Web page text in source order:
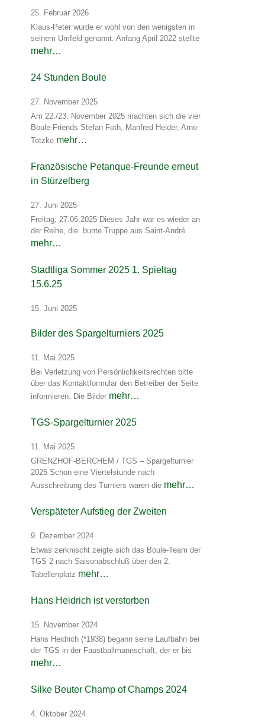
25. Februar 2026
Klaus-Peter wurde er wohl von den wenigsten in
seinem Umfeld genannt. Anfang April 2022 stellte
mehr…
24 Stunden Boule
27. November 2025
Am 22./23. November 2025 machten sich die vier
Boule-Friends Stefan Foth, Manfred Heider, Arno
Totzke mehr…
Französische Petanque-Freunde erneut
in Stürzelberg
27. Juni 2025
Freitag, 27.06.2025 Dieses Jahr war es wieder an
der Reihe, die bunte Truppe aus Saint-André
mehr…
Stadtliga Sommer 2025 1. Spieltag
15.6.25
15. Juni 2025
Bilder des Spargelturniers 2025
11. Mai 2025
Bei Verletzung von Persönlichkeitsrechten bitte
über das Kontaktformular den Betreiber der Seite
informieren. Die Bilder mehr…
TGS-Spargelturnier 2025
11. Mai 2025
GRENZHOF-BERCHEM / TGS – Spargelturnier
2025 Schon eine Viertelstunde nach
Ausschreibung des Turniers waren die mehr…
Verspäteter Aufstieg der Zweiten
9. Dezember 2024
Etwas zerknischt zeigte sich das Boule-Team der
TGS 2 nach Saisonabschluß über den 2.
Tabellenplatz mehr…
Hans Heidrich ist verstorben
15. November 2024
Hans Heidrich (*1938) begann seine Laufbahn bei
der TGS in der Faustballmannschaft, der er bis
mehr…
Silke Beuter Champ of Champs 2024
4. Oktober 2024